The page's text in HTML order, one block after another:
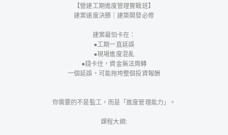
【營建工期進度管理實戰班】
建案速度決勝｜建築開發必修
建案最怕卡在：
●工期一直延誤
●現場進度混亂
●錢卡住，資金無法周轉
一個延誤，可能拖垮整個投資報酬
你需要的不是監工，而是「進度管理能力」。
課程大綱: